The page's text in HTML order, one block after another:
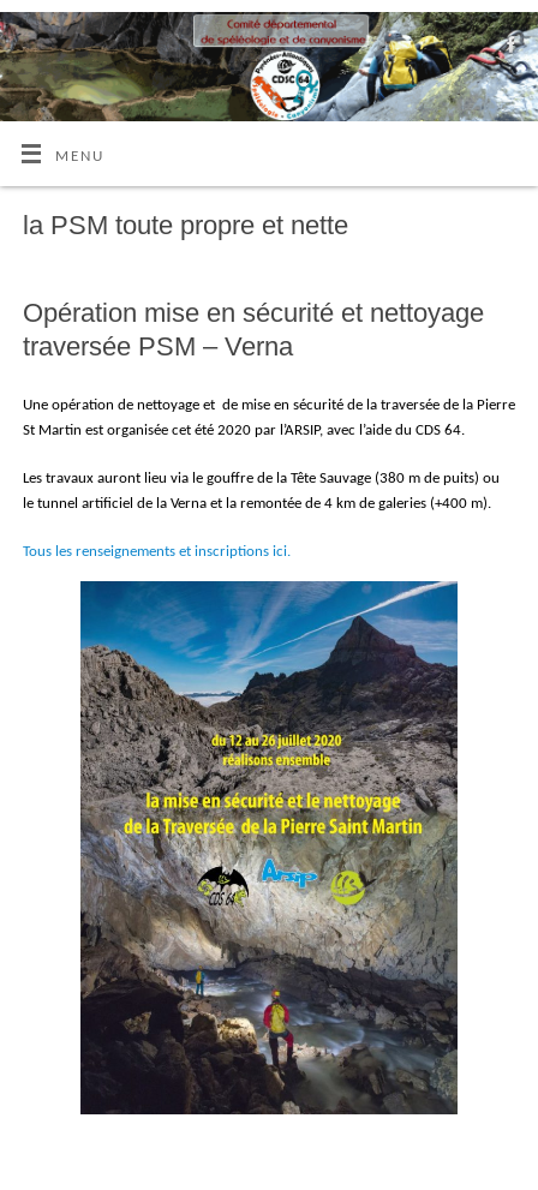
MENU
la PSM toute propre et nette
Opération mise en sécurité et nettoyage
traversée PSM – Verna
Une opération de nettoyage et de mise en sécurité de la traversée de la Pierre
St Martin est organisée cet été 2020 par l’ARSIP, avec l’aide du CDS 64.
Les travaux auront lieu via le gouffre de la Tête Sauvage (380 m de puits) ou
le tunnel artificiel de la Verna et la remontée de 4 km de galeries (+400 m).
Tous les renseignements et inscriptions ici.